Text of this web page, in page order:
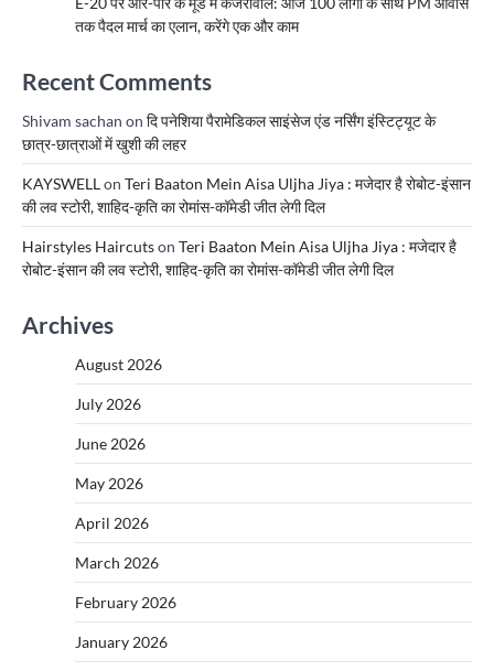
तक पैदल मार्च का एलान, करेंगे एक और काम
Recent Comments
Shivam sachan on दि पनेशिया पैरामेडिकल साइंसेज एंड नर्सिंग इंस्टिट्यूट के
छात्र-छात्राओं में खुशी की लहर
KAYSWELLon Teri Baaton Mein Aisa Uljha Jiya : मजेदार है रोबोट-इंसान
की लव स्टोरी, शाहिद-कृति का रोमांस-कॉमेडी जीत लेगी दिल
Hairstyles Haircutson Teri Baaton Mein Aisa Uljha Jiya : मजेदार है
रोबोट-इंसान की लव स्टोरी, शाहिद-कृति का रोमांस-कॉमेडी जीत लेगी दिल
Archives
August 2026
July 2026
June 2026
May 2026
April 2026
March 2026
February 2026
January 2026